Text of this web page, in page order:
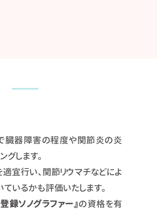
臓器障害の程度や関節炎の炎
グします。
宜行い、関節リウマチなどによ
いるかも評価いたします。
録ソノグラファー』の資格を有